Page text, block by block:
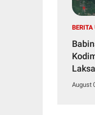
August